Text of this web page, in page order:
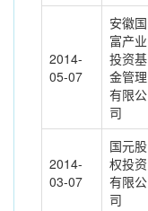
2014-
05-07
安徽国
富产业
投资基
金管理
有限公
司
2014-
03-07
国元股
权投资
有限公
司